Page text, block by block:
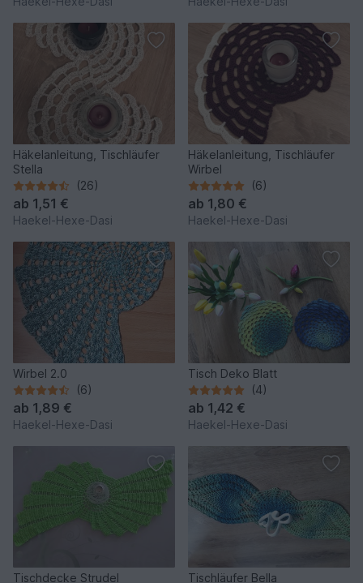
Häkelanleitung, Tischläufer
Stella
(26)
ab 1,51 €
Haekel-Hexe-Dasi
Häkelanleitung, Tischläufer
Wirbel
(6)
ab 1,80 €
Haekel-Hexe-Dasi
Wirbel 2.0
(6)
ab 1,89 €
Haekel-Hexe-Dasi
Tisch Deko Blatt
(4)
ab 1,42 €
Haekel-Hexe-Dasi
Tischdecke Strudel
Tischläufer Bella